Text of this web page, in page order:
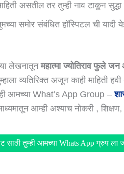
असतील तर तुम्ही नाव टाकून
समोर संबंधित हॉस्पिटल ची
लेखनातूनमहात्मा ज्योतिराव फुले
व्यतिरिक्त अजून काही
आमच्या What’s App Group –
आम्ही अश्याच नोकरी ,
साठी तुम्ही आमच्या Whats App ग्रुप